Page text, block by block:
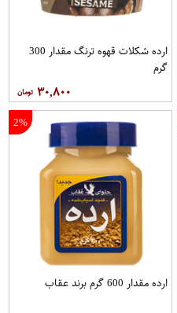
ارده شکلات قهوه ترنگ مقدار 300
گرم
۳۰,۸۰۰
2%
ارده مقدار 600 گرم برند عقاب